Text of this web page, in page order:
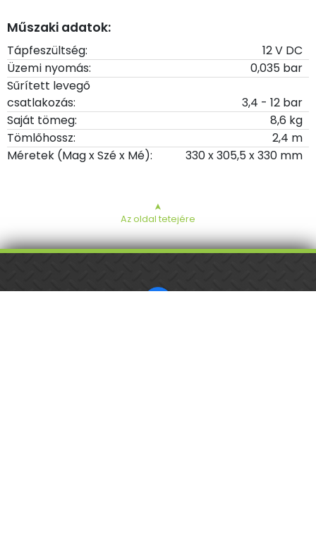
Műszaki adatok:
Tápfeszültség:
12 V DC
Üzemi nyomás:
0,035 bar
Sűrített levegő
csatlakozás:
3,4 - 12 bar
Saját tömeg:
8,6 kg
Tömlőhossz:
2,4 m
Méretek (Mag x Szé x Mé):
330 x 305,5 x 330 mm
➤
Az oldal tetejére